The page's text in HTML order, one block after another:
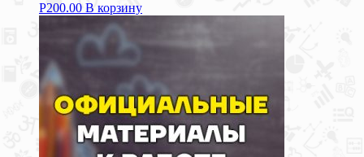
Р200.00 В корзину